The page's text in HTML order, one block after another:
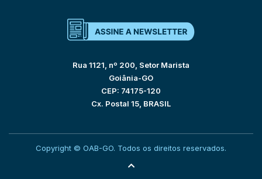
Rua 1121, nº 200, Setor Marista
Goiânia-GO
CEP: 74175-120
Cx. Postal 15, BRASIL
Copyright © OAB-GO. Todos os direitos reservados.